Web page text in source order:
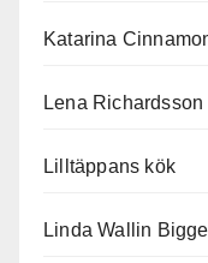
Katarina
Lena Richardsson
Lilltäppans kök
Linda Wallin